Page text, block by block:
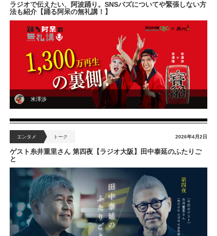
ラジオで伝えたい、阿波踊り。SNSバズについてや緊張しない方
法も紹介【踊る阿呆の無礼講！】
米澤渉
エンタメ トーク 2026年4月2日
ゲスト糸井重里さん 第四夜【ラジオ大阪】田中泰延のふたりご
と